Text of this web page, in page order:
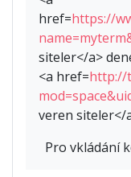
href=https://
siteler</a>
<a href=http://
veren siteler</
Pro vkládání